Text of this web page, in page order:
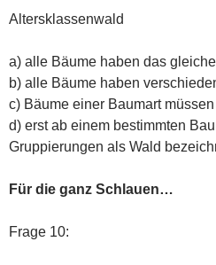
Altersklassenwald
a) alle Bäume haben das
b) alle Bäume haben
c) Bäume einer Baumart
d) erst ab einem bestimmten
Gruppierungen als Wald
Für die ganz Schlauen…
Frage 10: